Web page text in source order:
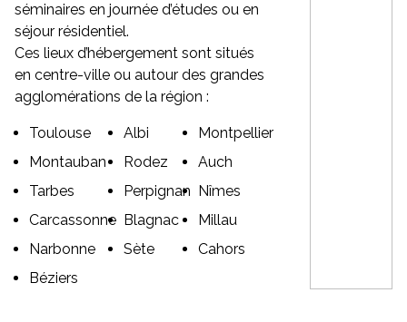
séminaires en journée d’études ou en
séjour résidentiel.
Ces lieux d’hébergement sont situés
en centre-ville ou autour des grandes
agglomérations de la région :
Toulouse Albi
Montpellier
Montauban
Rodez
Auch
Tarbes
Perpignan Nîmes
Carcassonne Blagnac
Millau
Narbonne
Sète
Cahors
Béziers